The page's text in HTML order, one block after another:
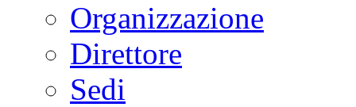
Organizzazione
Direttore
Sedi